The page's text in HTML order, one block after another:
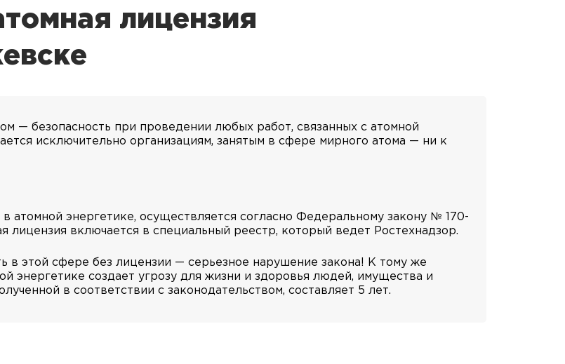
лицензия
— безопасность при проведении любых работ, связанных с атомной
исключительно организациям, занятым в сфере мирного атома — ни к
атомной энергетике, осуществляется согласно Федеральному закону № 170-
лицензия включается в специальный реестр, который ведет Ростехнадзор.
в этой сфере без лицензии — серьезное нарушение закона! К тому же
энергетике создает угрозу для жизни и здоровья людей, имущества и
в соответствии с законодательством, составляет 5 лет.